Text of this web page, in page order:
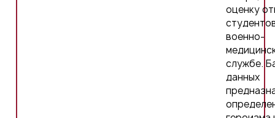
оценку
военно-
службе.
данных